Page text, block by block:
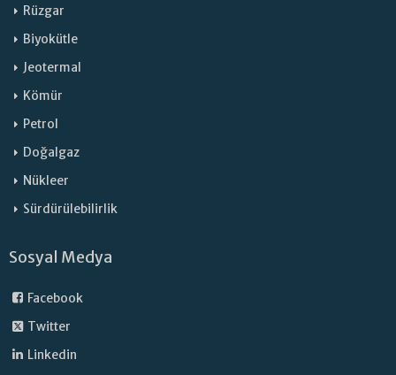
Rüzgar
Biyokütle
Jeotermal
Kömür
Petrol
Doğalgaz
Nükleer
Sürdürülebilirlik
Sosyal Medya
Facebook
Twitter
Linkedin